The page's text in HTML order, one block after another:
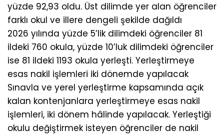
yüzde 92,93 oldu. Üst dilimde yer alan öğrenciler
farklı okul ve illere dengeli şekilde dağıldı
2026 yılında yüzde 5’lik dilimdeki öğrenciler 81
ildeki 760 okula, yüzde 10’luk dilimdeki öğrenciler
ise 81 ildeki 1193 okula yerleşti. Yerleştirmeye
esas nakil işlemleri iki dönemde yapılacak
Sınavla ve yerel yerleştirme kapsamında açık
kalan kontenjanlara yerleştirmeye esas nakil
işlemleri, iki dönem hâlinde yapılacak. Yerleştiği
okulu değiştirmek isteyen öğrenciler de nakil